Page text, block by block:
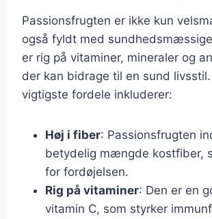
Passionsfrugten er ikke kun
også fyldt med
er rig på vitaminer, mineraler og
der kan bidrage til en sund
vigtigste fordele inkluderer:
Høj i fiber: Passionsfrugten
betydelig mængde kostfiber,
for fordøjelsen.
Rig på vitaminer: Den er en
vitamin C, som styrker